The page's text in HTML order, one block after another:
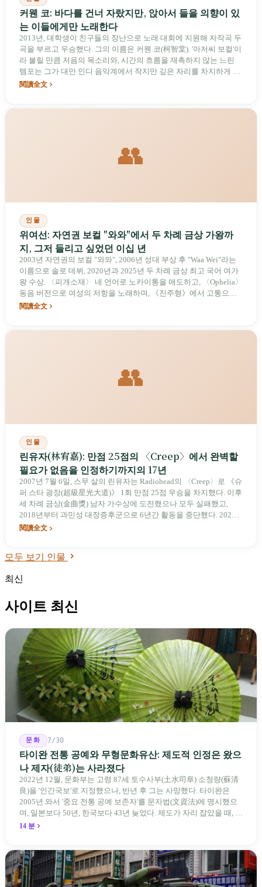
커웬 코: 바다를 건너 자랐지만, 앉아서 들을 의향이 있
는 이들에게만 노래한다
2013년, 대학생이 친구들의 장난으로 노래 대회에 지원해 자작곡 두
곡을 부르고 우승했다. 그의 이름은 커웬 코(柯智棠). '아저씨 보컬'이
라 불릴 만큼 저음의 목소리와, 시간의 흐름을 재촉하지 않는 느린
템포는 그가 대만 인디 음악계에서 작지만 깊은 자리를 차지하게 했
다. 그는 바다를 건너 자랐고, 뭄바이에서 망가진 기타로 노래를 썼
閱讀全文
👥
인물
위여선: 자연권 보컬 "와와"에서 두 차례 금상 가왕까
지, 그저 들리고 싶었던 이십 년
2003년 자연권의 보컬 "와와", 2006년 성대 부상 후 "Waa Wei"라는
이름으로 솔로 데뷔, 2020년과 2025년 두 차례 금상 최고 국어 여가
왕 수상. 〈피개소재〉 네 언어로 노카이통을 애도하고, 〈Ophelia〉
동음 버전으로 여성의 저항을 노래하며, 《진주형》에서 고통으로
피어난 용기를 담아내기까지—그녀가 걸어온 이십 년은 중화권 대
閱讀全文
👥
인물
린유자(林宥嘉): 만점 25점의 〈Creep〉에서 완벽할
필요가 없음을 인정하기까지의 17년
2007년 7월 6일, 스무 살의 린유자는 Radiohead의 〈Creep〉로 《슈
퍼 스타 광장(超級星光大道)》 1회 만점 25점 우승을 차지했다. 이후
세 차례 금상(金曲獎) 남자 가수상에 도전했으나 모두 실패했고,
2018년부터 과민성 대장증후군으로 6년간 활동을 중단했다. 2024
년 《왕 러브, 로드(王 Love, Lord)》에서 네 명의 프로듀서 중 한 명
배운 한 가지는 완벽을 쫓지 않는 것이다.
閱讀全文
모두 보기 인물
최신
사이트 최신
문화 7/30
타이완 전통 공예와 무형문화유산: 제도적 인정은 왔으
나 제자(徒弟)는 사라졌다
2022년 12월, 문화부는 고령 87세 토수사부(土水司阜) 소청량(蘇清
良)을 '인간국보'로 지정했으나, 반년 후 그는 사망했다. 타이완은
2005년 와서 '중요 전통 공예 보존자'를 문자법(文資法)에 명시했으
며, 일본보다 50년, 한국보다 43년 늦었다. 제도가 자리 잡았을 때, 제
자 제도는 이미 1970-80년대 산업화 과정에서 붕괴되었다. 600여 명
14 분